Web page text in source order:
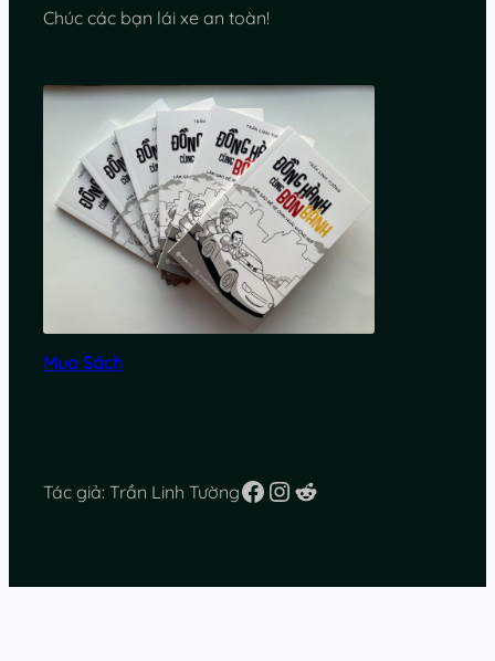
Chúc các bạn lái xe an toàn!
Mua Sách
Tác giả: Trần Linh TườngFacebook
Instagram
Reddit